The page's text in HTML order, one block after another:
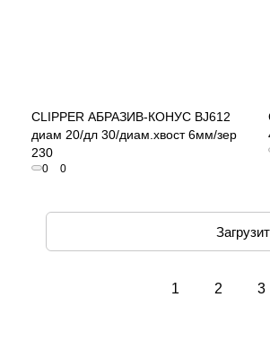
CLIPPER АБРАЗИВ-КОНУС BJ612
диам 20/дл 30/диам.хвост 6мм/зер
230
0 0
1 2 3